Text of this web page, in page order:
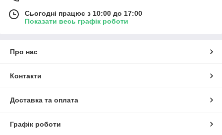
Сьогодні працює з 10:00 до 17:00
Показати весь графік роботи
Про нас
Контакти
Доставка та оплата
Графік роботи